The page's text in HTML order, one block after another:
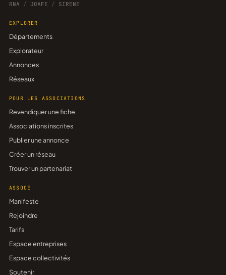
RNA / JOAFE / SIRENE
EXPLORER
Départements
Explorateur
Annonces
Réseaux
POUR LES ASSOCIATIONS
Revendiquer une fiche
Associations inscrites
Publier une annonce
Créer un réseau
Trouver un partenariat
ASSOCE
Manifeste
Rejoindre
Tarifs
Espace entreprises
Espace collectivités
Soutenir